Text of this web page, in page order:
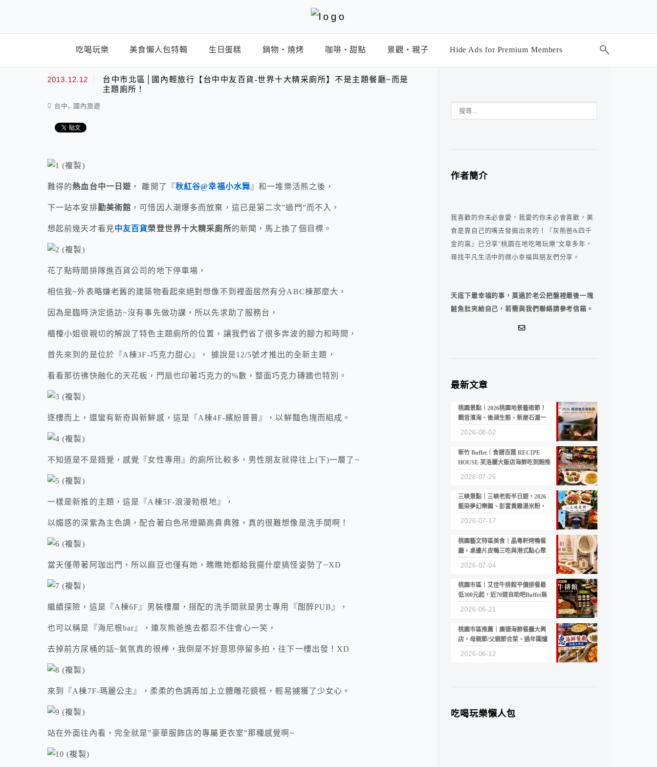
吃喝玩樂 美食懶人包特輯 生日蛋糕 鍋物‧燒烤 咖啡‧甜點 景觀‧親子 Hide Ads for Premium Members
2013.12.12
台中市北區│國內輕旅行【台中中友百貨-世界十大精采廁所】不是主題餐廳~而是
主題廁所！
台中 , 國內旅遊
難得的熱血台中一日遊 ， 離開了『秋紅谷@幸福小水舞 』和一堆樂活熊之後，
下一站本安排勤美術館 ，可惜因人潮爆多而放棄，這已是第二次”過門”而不入，
想起前幾天才看見中友百貨榮登世界十大精采廁所的新聞，馬上換了個目標。
花了點時間排隊進百貨公司的地下停車場，
相信我~外表略嫌老舊的建築物看起來絕對想像不到裡面居然有分ABC棟那麼大，
因為是臨時決定造訪~沒有事先做功課，所以先求助了服務台，
櫃檯小姐很親切的解說了特色主題廁所的位置，讓我們省了很多奔波的腳力和時間，
首先來到的是位於『A棟3F-巧克力甜心』， 據說是12/5號才推出的全新主題，
看看那彷彿快融化的天花板，門扇也印著巧克力的%數，整面巧克力磚牆也特別。
逐樓而上，還蠻有新奇與新鮮感，這是『A棟4F-繽紛普普』，以鮮豔色塊而組成。
不知道是不是錯覺，感覺『女性專用』的廁所比較多，男性朋友就得往上(下)一層了~
一樣是新推的主題，這是『A棟5F-浪漫勃根地』，
以媚惑的深紫為主色調，配合著白色吊燈顯高貴典雅，真的很難想像是洗手間啊！
當天僅帶著阿珈出門，所以麻豆也僅有她，瞧瞧她都給我擺什麼搞怪姿勢了~XD
繼續探險，這是『A棟6F』男裝樓層，搭配的洗手間就是男士專用『酣醉PUB』，
也可以稱是『海尼根bar』，連灰熊爸進去都忍不住會心一笑，
去掉前方尿桶的話~氣氛真的很棒，我倒是不好意思停留多拍，往下一樓出發！XD
來到『A棟7F-瑪麗公主』，柔柔的色調再加上立體雕花鏡框，輕易擄獲了少女心。
站在外面往內看，完全就是”豪華服飾店的專屬更衣室”那種感覺啊~
作者簡介
我喜歡的你未必會愛，我愛的你未必會喜歡，美
食是靠自己的嘴去發掘出來的！『灰熊爸&四千
金的窩』已分享"桃園在地吃喝玩樂"文章多年，
尋找平凡生活中的微小幸福與朋友們分享。
天底下最幸福的事，莫過於老公把盤裡最後一塊
鮭魚肚夾給自己，若需與我們聯絡請參考信箱。
最新文章
桃園景點｜2026桃園地景藝術節！
觀音濱海、後湖生態、新屋石滬一
2026-08-02
新竹 Buffet｜食譜百匯 RECIPE
HOUSE 芙洛麗大飯店海鮮吃到飽推
2026-07-26
三峽景點｜三峽老街半日遊，2026
藍染夢幻樂園、彭富貴雞湯米粉，
2026-07-17
桃園藝文特區美食｜晶粵軒烤鴨餐
廳，桌邊片皮鴨三吃與港式點心聚
2026-07-04
桃園市區｜艾佳牛排館平價排餐最
低300元起，近70道自助吧Buffet無
2026-06-21
桃園市區推薦｜廣德海鮮餐廳大興
店，母親節/父親節合菜、過年圍爐
2026-06-12
吃喝玩樂懶人包